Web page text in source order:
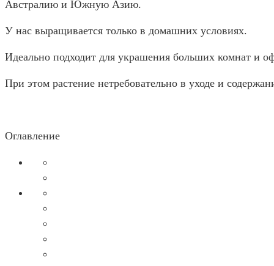
Австралию и Южную Азию.
У нас выращивается только в домашних условиях.
Идеально подходит для украшения больших комнат и
При этом растение нетребовательно в уходе и
Оглавление